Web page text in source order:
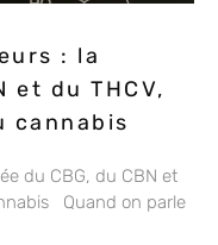
: la
et du THCV,
cannabis
du CBG, du CBN et
Quand on parle